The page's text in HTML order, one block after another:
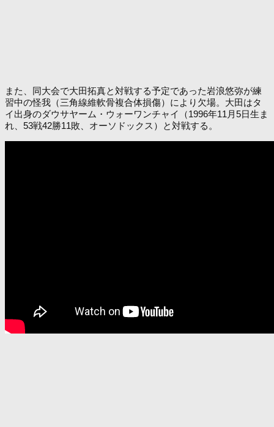
また、同大会で大田拓真と対戦する予定であった岩浪悠弥が練
習中の怪我（三角線維軟骨複合体損傷）により欠場。大田はタ
イ出身のダウサヤーム・ウォーワンチャイ（1996年11月5日生ま
れ、53戦42勝11敗、オーソドックス）と対戦する。